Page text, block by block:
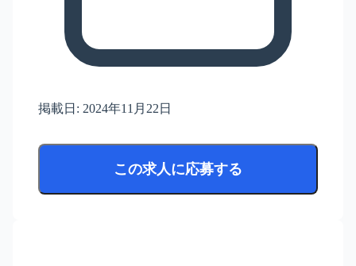
掲載日: 2024年11月22日
この求人に応募する